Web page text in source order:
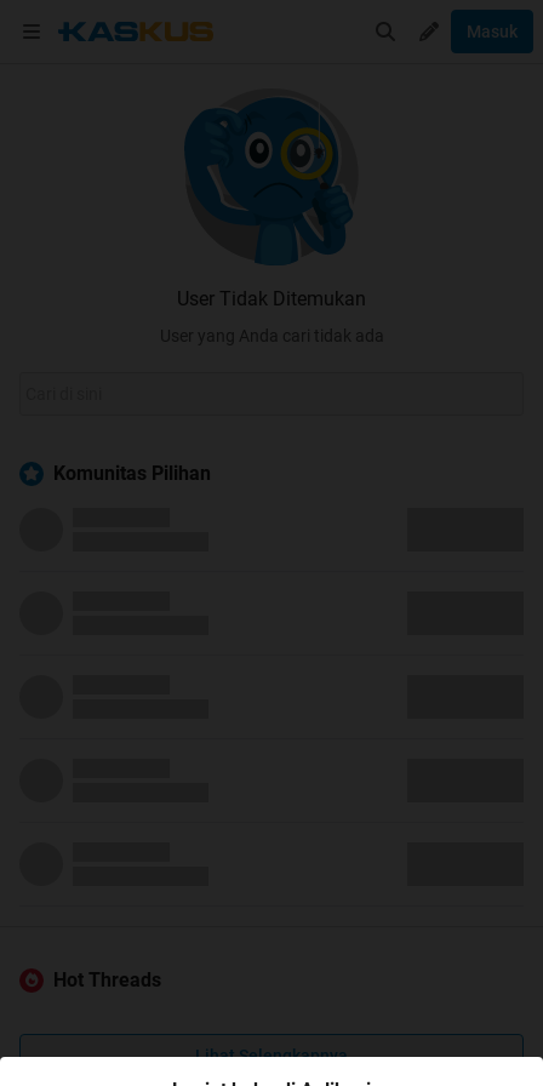
Masuk
User Tidak Ditemukan
User yang Anda cari tidak ada
Komunitas Pilihan
Hot Threads
Lihat Selengkapnya